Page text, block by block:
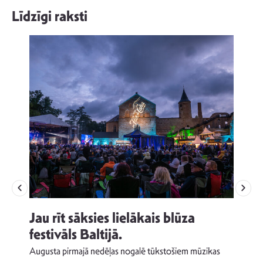
Līdzīgi raksti
Jau rīt sāksies lielākais blūza
festivāls Baltijā.
Augusta pirmajā nedēļas nogalē tūkstošiem mūzikas